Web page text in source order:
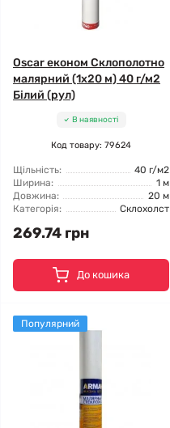
Oscar економ Склополотно
малярний (1x20 м) 40 г/м2
Білий (рул)
В наявності
Код товару: 79624
Щільність:
40 г/м2
Ширина:
1 м
Довжина:
20 м
Категорія:
Склохолст
269.74 грн
До кошика
Популярний